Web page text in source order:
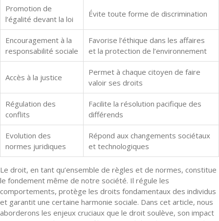
Promotion de
l’égalité devant la loi
Évite toute forme de discrimination
Encouragement à la
responsabilité sociale
Favorise l’éthique dans les affaires
et la protection de l’environnement
Accès à la justice
Permet à chaque citoyen de faire
valoir ses droits
Régulation des
conflits
Facilite la résolution pacifique des
différends
Evolution des
normes juridiques
Répond aux changements sociétaux
et technologiques
Le droit, en tant qu’ensemble de règles et de normes, constitue
le fondement même de notre société. Il régule les
comportements, protège les droits fondamentaux des individus
et garantit une certaine harmonie sociale. Dans cet article, nous
aborderons les enjeux cruciaux que le droit soulève, son impact